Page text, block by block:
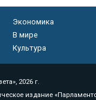
Экономика
В мире
Культура
2026 г.
издание